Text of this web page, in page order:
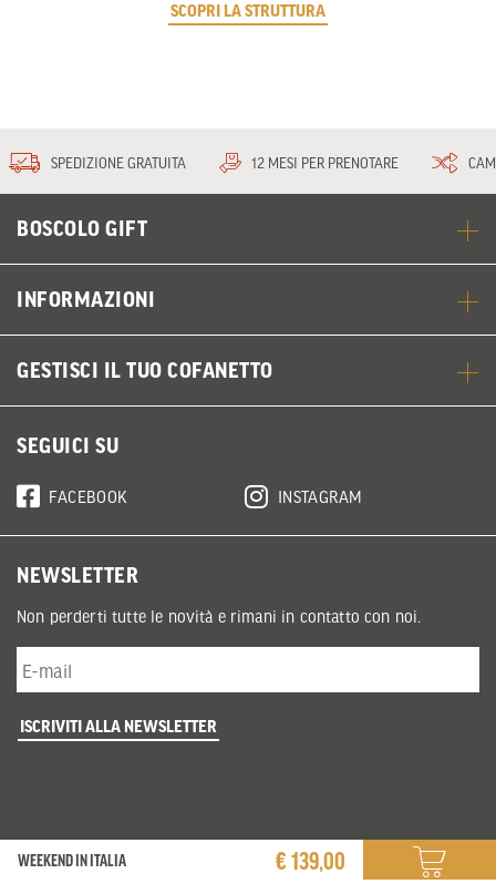
SCOPRI LA STRUTTURA
WEEKEND IN ITALIA € 139,00
SPEDIZIONE GRATUITA 12 MESI PER PRENOTARE
BOSCOLO GIFT
INFORMAZIONI
GESTISCI IL TUO COFANETTO
SEGUICI SU
FACEBOOK INSTAGRAM
NEWSLETTER
Non perderti tutte le novità e rimani in contatto con noi.
ISCRIVITI ALLA NEWSLETTER